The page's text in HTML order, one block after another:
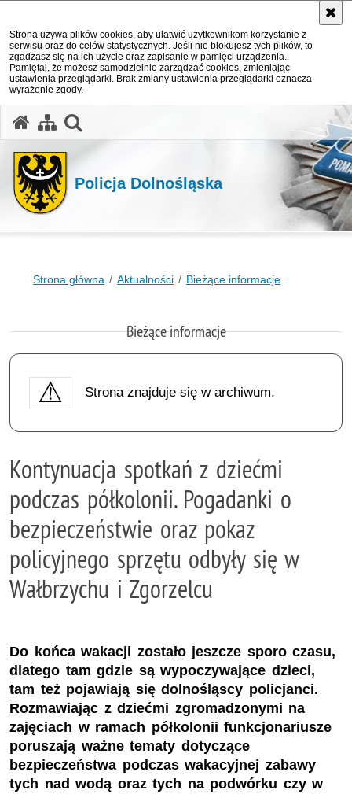
Strona używa plików cookies, aby ułatwić użytkownikom korzystanie z
serwisu oraz do celów statystycznych. Jeśli nie blokujesz tych plików, to
zgadzasz się na ich użycie oraz zapisanie w pamięci urządzenia.
Pamiętaj, że możesz samodzielnie zarządzać cookies, zmieniając
ustawienia przeglądarki. Brak zmiany ustawienia przeglądarki oznacza
wyrażenie zgody.
Policja Dolnośląska
Strona główna Aktualności Bieżące informacje
Bieżące informacje
Strona znajduje się w archiwum.
Kontynuacja spotkań z dziećmi
podczas półkolonii. Pogadanki o
bezpieczeństwie oraz pokaz
policyjnego sprzętu odbyły się w
Wałbrzychu i Zgorzelcu
Do końca wakacji zostało jeszcze sporo czasu,
dlatego tam gdzie są wypoczywające dzieci,
tam też pojawiają się dolnośląscy policjanci.
Rozmawiając z dziećmi zgromadzonymi na
zajęciach w ramach półkolonii funkcjonariusze
poruszają ważne tematy dotyczące
bezpieczeństwa podczas wakacyjnej zabawy
tych nad wodą oraz tych na podwórku czy w